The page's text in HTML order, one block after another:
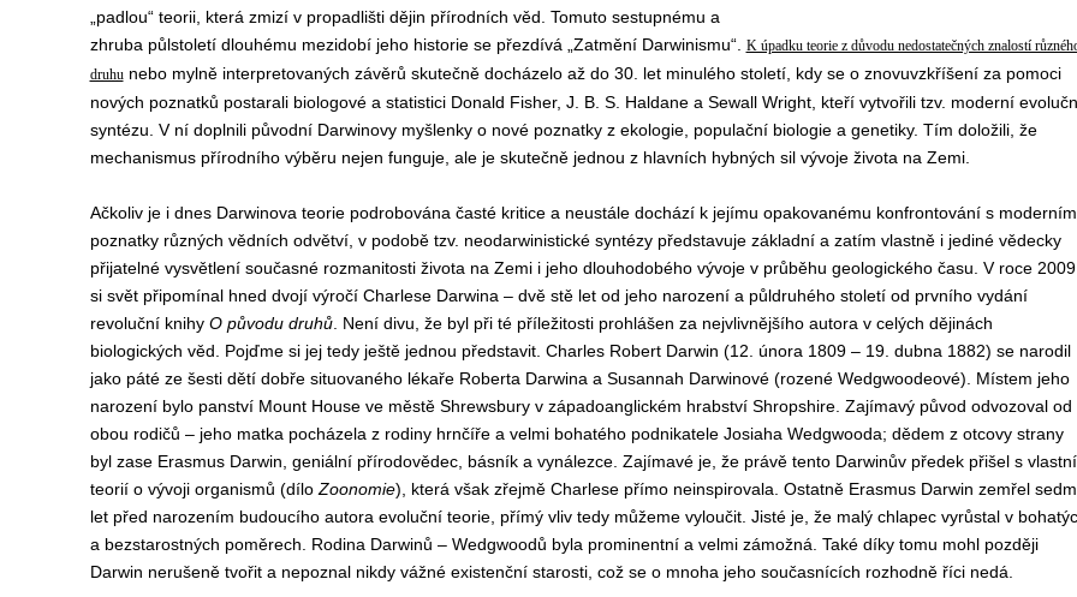
„padlou“ teorii, která zmizí v propadlišti dějin přírodních věd. Tomuto sestupnému a
zhruba půlstoletí dlouhému mezidobí jeho historie se přezdívá „Zatmění Darwinismu“. K úpadku teorie z důvodu nedostatečných znalostí
druhunebo mylně interpretovaných závěrů skutečně docházelo až do 30. let minulého století, kdy se o znovuvzkříšení za pomoci
nových poznatků postarali biologové a statistici Donald Fisher, J. B. S. Haldane a Sewall Wright, kteří vytvořili tzv. moderní
syntézu. V ní doplnili původní Darwinovy myšlenky o nové poznatky z ekologie, populační biologie a genetiky. Tím doložili, že
mechanismus přírodního výběru nejen funguje, ale je skutečně jednou z hlavních hybných sil vývoje života na Zemi.
Ačkoliv je i dnes Darwinova teorie podrobována časté kritice a neustále dochází k jejímu opakovanému konfrontování s
poznatky různých vědních odvětví, v podobě tzv. neodarwinistické syntézy představuje základní a zatím vlastně i jediné vědecky
přijatelné vysvětlení současné rozmanitosti života na Zemi i jeho dlouhodobého vývoje v průběhu geologického času. V roce 2009
si svět připomínal hned dvojí výročí Charlese Darwina – dvě stě let od jeho narození a půldruhého století od prvního vydání
revoluční knihy O původu druhů. Není divu, že byl při té příležitosti prohlášen za nejvlivnějšího autora v celých dějinách
biologických věd. Pojďme si jej tedy ještě jednou představit. Charles Robert Darwin (12. února 1809 – 19. dubna 1882) se narodil
jako páté ze šesti dětí dobře situovaného lékaře Roberta Darwina a Susannah Darwinové (rozené Wedgwoodeové). Místem jeho
narození bylo panství Mount House ve městě Shrewsbury v západoanglickém hrabství Shropshire. Zajímavý původ odvozoval od
obou rodičů – jeho matka pocházela z rodiny hrnčíře a velmi bohatého podnikatele Josiaha Wedgwooda; dědem z otcovy strany
byl zase Erasmus Darwin, geniální přírodovědec, básník a vynálezce. Zajímavé je, že právě tento Darwinův předek přišel s vlastní
teorií o vývoji organismů (dílo Zoonomie), která však zřejmě Charlese přímo neinspirovala. Ostatně Erasmus Darwin zemřel sedm
let před narozením budoucího autora evoluční teorie, přímý vliv tedy můžeme vyloučit. Jisté je, že malý chlapec vyrůstal v
a bezstarostných poměrech. Rodina Darwinů – Wedgwoodů byla prominentní a velmi zámožná. Také díky tomu mohl později
Darwin nerušeně tvořit a nepoznal nikdy vážné existenční starosti, což se o mnoha jeho současnících rozhodně říci nedá.